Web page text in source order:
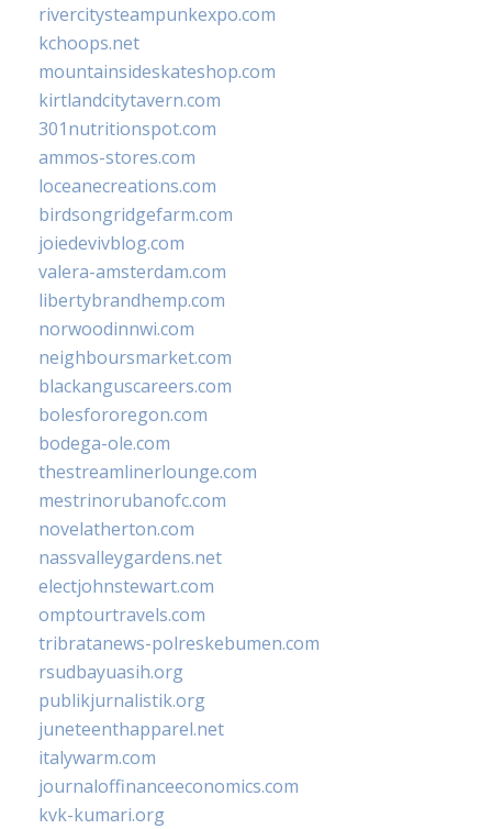
rivercitysteampunkexpo.com
kchoops.net
mountainsideskateshop.com
kirtlandcitytavern.com
301nutritionspot.com
ammos-stores.com
loceanecreations.com
birdsongridgefarm.com
joiedevivblog.com
valera-amsterdam.com
libertybrandhemp.com
norwoodinnwi.com
neighboursmarket.com
blackanguscareers.com
bolesfororegon.com
bodega-ole.com
thestreamlinerlounge.com
mestrinorubanofc.com
novelatherton.com
nassvalleygardens.net
electjohnstewart.com
omptourtravels.com
tribratanews-polreskebumen.com
rsudbayuasih.org
publikjurnalistik.org
juneteenthapparel.net
italywarm.com
journaloffinanceeconomics.com
kvk-kumari.org